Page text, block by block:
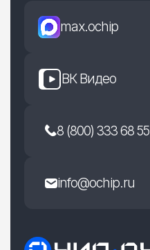
max.ochip
ВК Видео
8 (800) 333 68 55
info@ochip.ru